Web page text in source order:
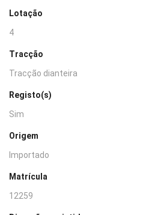
Lotação
4
Tracção
Tracção dianteira
Registo(s)
Sim
Origem
Importado
Matrícula
12259